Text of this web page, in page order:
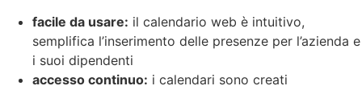
facile da usare: il calendario web è intuitivo,
semplifica l’inserimento delle presenze per l’azienda e
i suoi dipendenti
accesso continuo: i calendari sono creati